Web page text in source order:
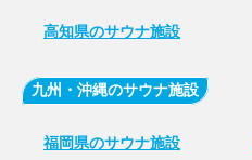
高知県のサウナ施設
九州・沖縄のサウナ施設
福岡県のサウナ施設